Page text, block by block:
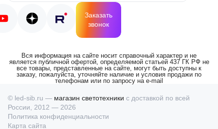
Заказать
звонок
Вся информация на сайте носит справочный характер и не
является публичной офертой, определяемой статьей 437 ГК РФ не
все товары, представленные на сайте, могут быть доступны к
заказу, пожалуйста, уточняйте наличие и условия продажи по
телефонам или по запросу на e-mail
© led-sib.ru — магазин светотехники с доставкой по всей
России, 2012 — 2026
Политика конфиденциальности
Карта сайта